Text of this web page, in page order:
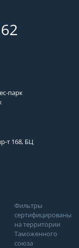
парк
т 168, БЦ
Фильтры
сертифицированы
на территории
Таможенного
союза